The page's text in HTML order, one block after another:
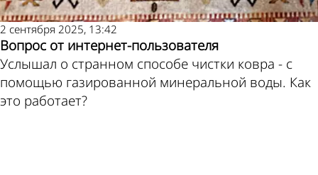
2 сентября 2025, 13:42
Вопрос от интернет-пользователя
Услышал о странном способе чистки ковра - с
помощью газированной минеральной воды. Как
это работает?